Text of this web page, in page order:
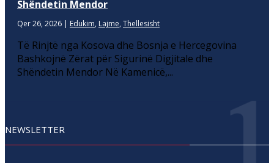
Shëndetin Mendor
Qer 26, 2026 | Edukim, Lajme, Thellesisht
Të Rinjtë nga Kosova dhe Bosnja e Hercegovina
Bashkojnë Zërat për Sigurinë Digjitale dhe
Shëndetin Mendor Në Kamenicë,...
NEWSLETTER